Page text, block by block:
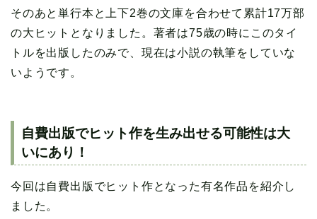
そのあと単行本と上下2巻の文庫を合わせて累計17万部
の大ヒットとなりました。著者は75歳の時にこのタイ
トルを出版したのみで、現在は小説の執筆をしていな
いようです。
自費出版でヒット作を生み出せる可能性は大
いにあり！
今回は自費出版でヒット作となった有名作品を紹介し
ました。